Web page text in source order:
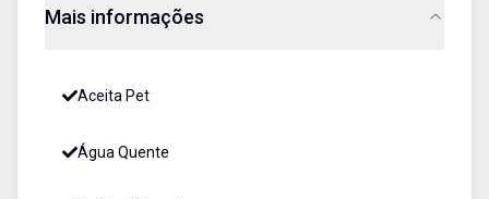
Mais informações
Aceita Pet
Água Quente